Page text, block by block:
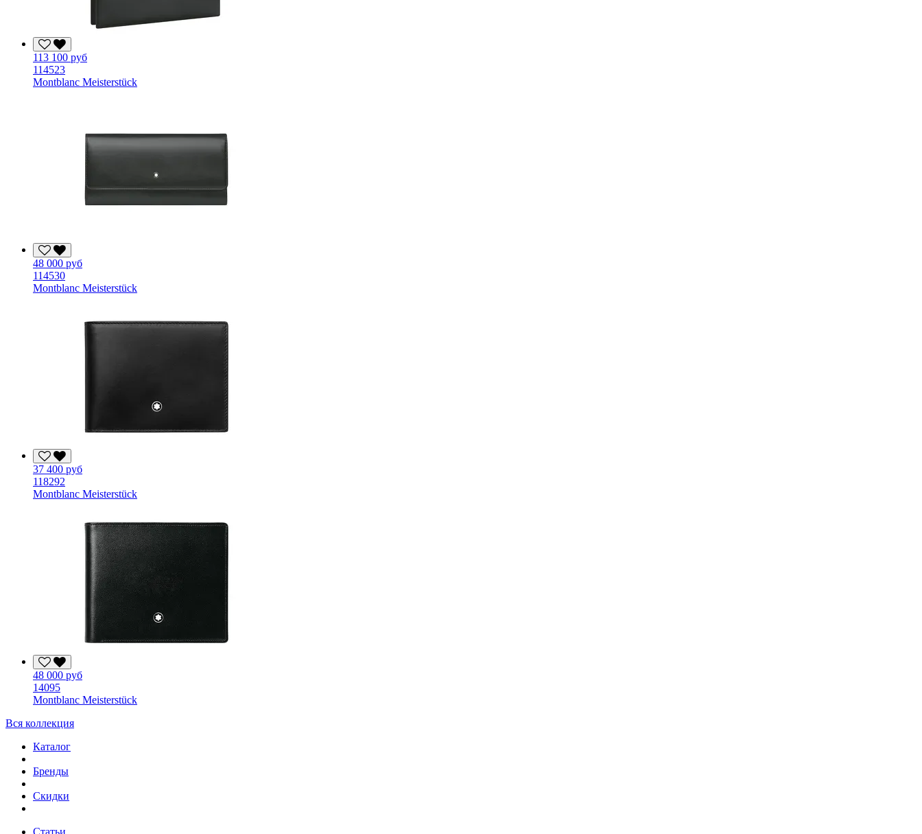
113 100 руб
114523
Montblanc Meisterstück
48 000 руб
114530
Montblanc Meisterstück
37 400 руб
118292
Montblanc Meisterstück
48 000 руб
14095
Montblanc Meisterstück
Вся коллекция
Каталог
Бренды
Скидки
Статьи